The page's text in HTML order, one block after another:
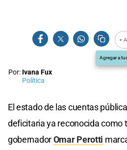
+
Agregar a
Por: Ivana Fux
Política
El estado de las cuentas
deficitaria ya reconocida como
gobernadorOmar Perotti